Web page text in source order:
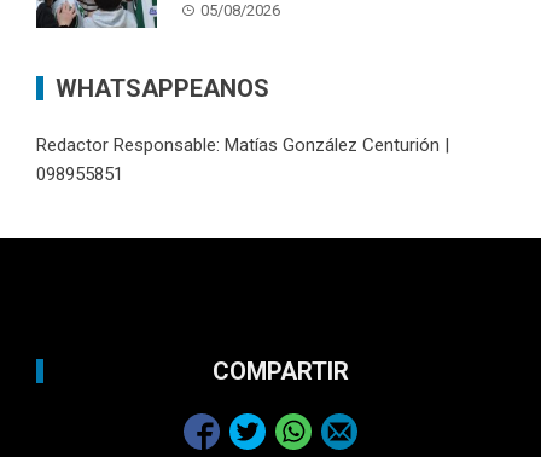
05/08/2026
WHATSAPPEANOS
Redactor Responsable: Matías González Centurión |
098955851
COMPARTIR